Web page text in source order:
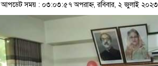
আপডেট সময় : ০৩:০৩:৫৭ অপরাহ্ন, রবিবার, ২ জুলাই ২০২৩